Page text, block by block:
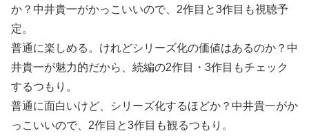
か？中井貴一がかっこいいので、2作目と3作目も視聴予
定。
普通に楽しめる。けれどシリーズ化の価値はあるのか？中
井貴一が魅力的だから、続編の2作目・3作目もチェック
するつもり。
普通に面白いけど、シリーズ化するほどか？中井貴一がか
っこいいので、2作目と3作目も観るつもり。